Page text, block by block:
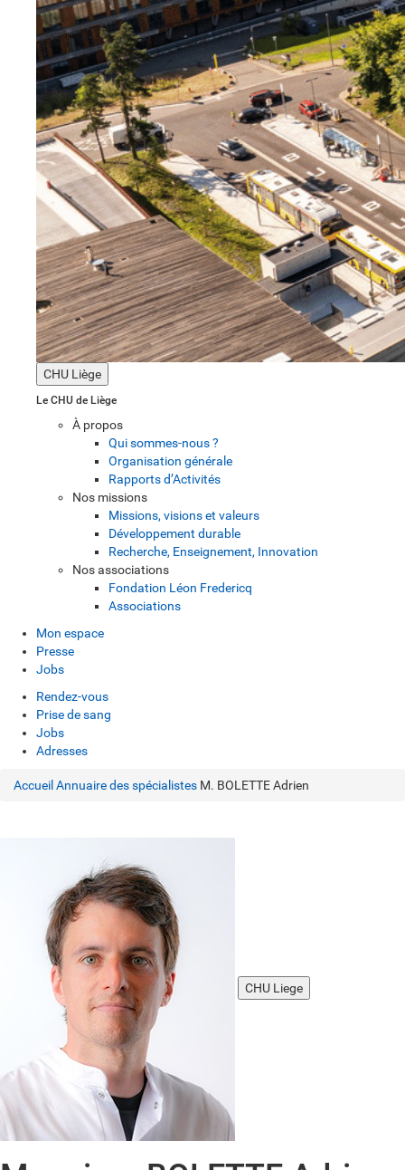
CHU Liège
Le CHU de Liège
À propos
Qui sommes-nous ?
Organisation générale
Rapports d’Activités
Nos missions
Missions, visions et valeurs
Développement durable
Recherche, Enseignement, Innovation
Nos associations
Fondation Léon Fredericq
Associations
Mon espace
Presse
Jobs
Rendez-vous
Prise de sang
Jobs
Adresses
Accueil Annuaire des spécialistes M. BOLETTE Adrien
CHU Liege